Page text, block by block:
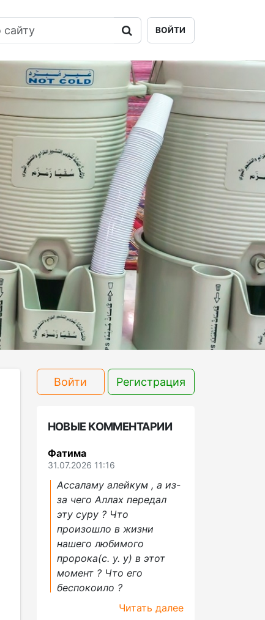
ВОЙТИ
Войти Регистрация
НОВЫЕ КОММЕНТАРИИ
Фатима
31.07.2026 11:16
Ассаламу алейкум , а из-
за чего Аллах передал
эту суру ? Что
произошло в жизни
нашего любимого
пророка(с. у. у) в этот
момент ? Что его
беспокоило ?
Читать далее